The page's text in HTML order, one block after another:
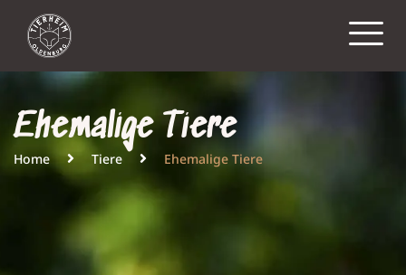
Ehemalige Tiere
Home Tiere Ehemalige Tiere